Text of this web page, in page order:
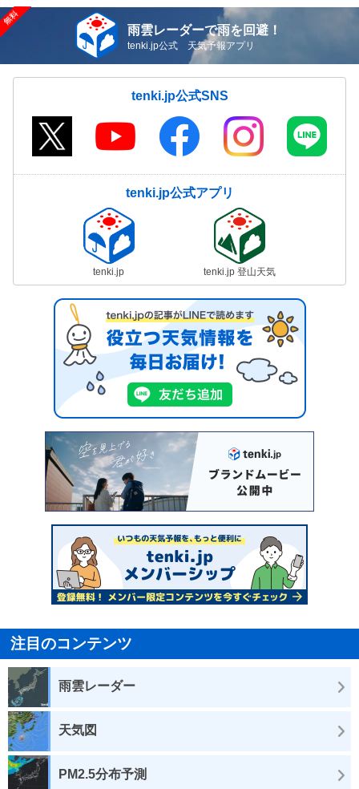
雨雲レーダーで雨を回避！
tenki.jp公式 天気予報アプリ
tenki.jp公式SNS
tenki.jp公式アプリ
tenki.jp tenki.jp 登山天気
注目のコンテンツ
雨雲レーダー
天気図
PM2.5分布予測